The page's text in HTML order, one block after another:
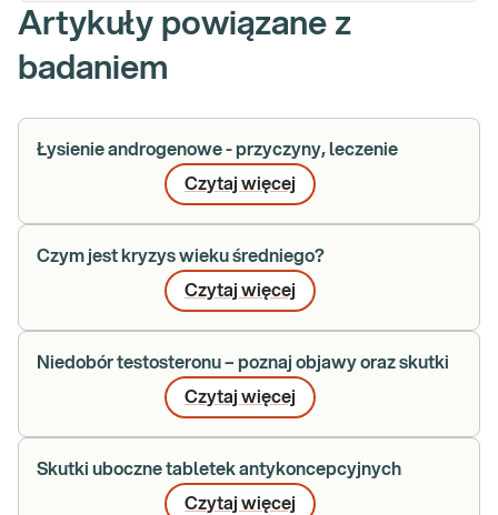
Artykuły powiązane z
badaniem
Łysienie androgenowe - przyczyny, leczenie
Czytaj więcej
Czym jest kryzys wieku średniego?
Czytaj więcej
Niedobór testosteronu – poznaj objawy oraz skutki
Czytaj więcej
Skutki uboczne tabletek antykoncepcyjnych
Czytaj więcej